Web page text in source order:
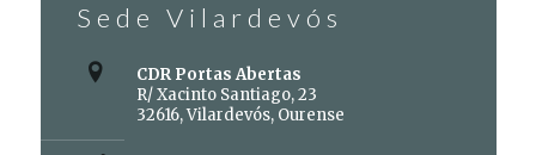
Sede Vilardevós
CDR Portas Abertas
R/ Xacinto Santiago, 23
32616, Vilardevós, Ourense